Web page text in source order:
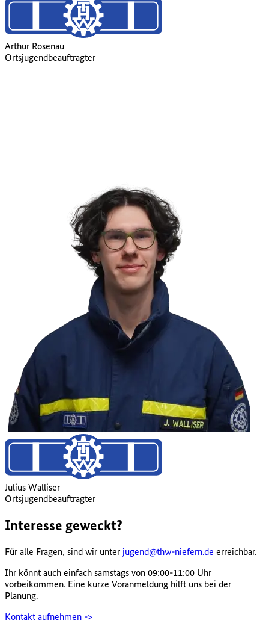
Arthur Rosenau
Ortsjugendbeauftragter
Julius Walliser
Ortsjugendbeauftragter
Interesse geweckt?
Für alle Fragen, sind wir unter jugend@thw-niefern.de erreichbar.
Ihr könnt auch einfach samstags von 09:00-11:00 Uhr
vorbeikommen. Eine kurze Voranmeldung hilft uns bei der
Planung.
Kontakt aufnehmen ->